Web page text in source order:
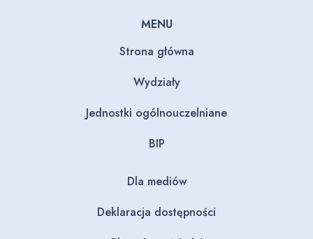
MENU
Strona główna
Wydziały
Jednostki ogólnouczelniane
BIP
Dla mediów
Deklaracja dostępności